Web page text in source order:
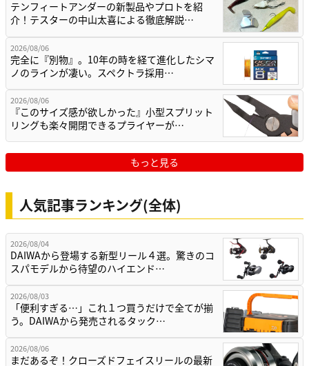
テンフィートアンダーの新製品やプロトを紹
介！テスターの中山太喜による徹底解説…
2026/08/06
完全に『別物』。10年の時を経て進化したシマ
ノのラインが凄い。スペクトラ採用…
2026/08/06
『このサイズ感が欲しかった』小型スプリット
リングも楽々開閉できるプライヤーが…
もっと見る
人気記事ランキング(全体)
2026/08/04
DAIWAから登場する新型リール４選。驚きのコ
スパモデルから待望のハイエンド…
2026/08/03
「便利すぎる…」これ１つ買うだけで全てが揃
う。DAIWAから発売されるタック…
2026/08/06
まだあるぞ！クローズドフェイスリールの最新